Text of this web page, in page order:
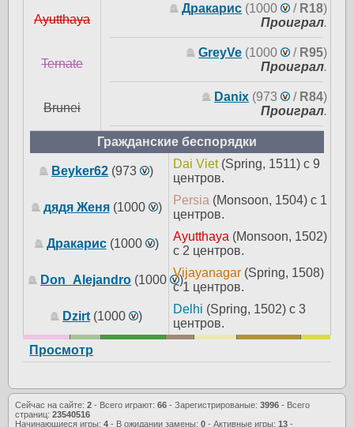
Ayutthaya
Дракарис (1000 / R18)
Проиграл.
Ternate
GreyVe (1000 / R95)
Проиграл.
Brunei
Danix (973 / R84)
Проиграл.
Гражданские беспорядки
Beyker62 (973 )
Dai Viet(Spring, 1511) с 9
центров.
дядя Женя (1000 )
Persia (Monsoon, 1504) с 1
центров.
Дракарис (1000 )
Ayutthaya (Monsoon, 1502)
с 2 центров.
Don_Alejandro (1000 )
Vijayanagar (Spring, 1508)
с 1 центров.
Dzirt (1000 )
Delhi (Spring, 1502) с 3
центров.
Просмотр
Сейчас на сайте: 2 - Всего играют: 66 - Зарегистрированые: 3996 - Всего
страниц: 23540516
Начинающиеся игры: 4 - В ожидании замены: 0 - Активные игры: 13 -